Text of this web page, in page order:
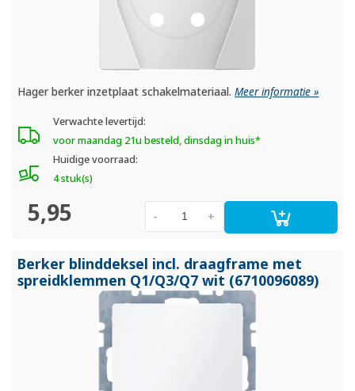
Hager berker inzetplaat schakelmateriaal.Meer informatie »
Verwachte levertijd:
voor maandag 21u besteld, dinsdag in huis*
Huidige voorraad:
4 stuk(s)
5,95 +
-
Berker blinddeksel incl. draagframe met
spreidklemmen Q1/Q3/Q7 wit (6710096089)